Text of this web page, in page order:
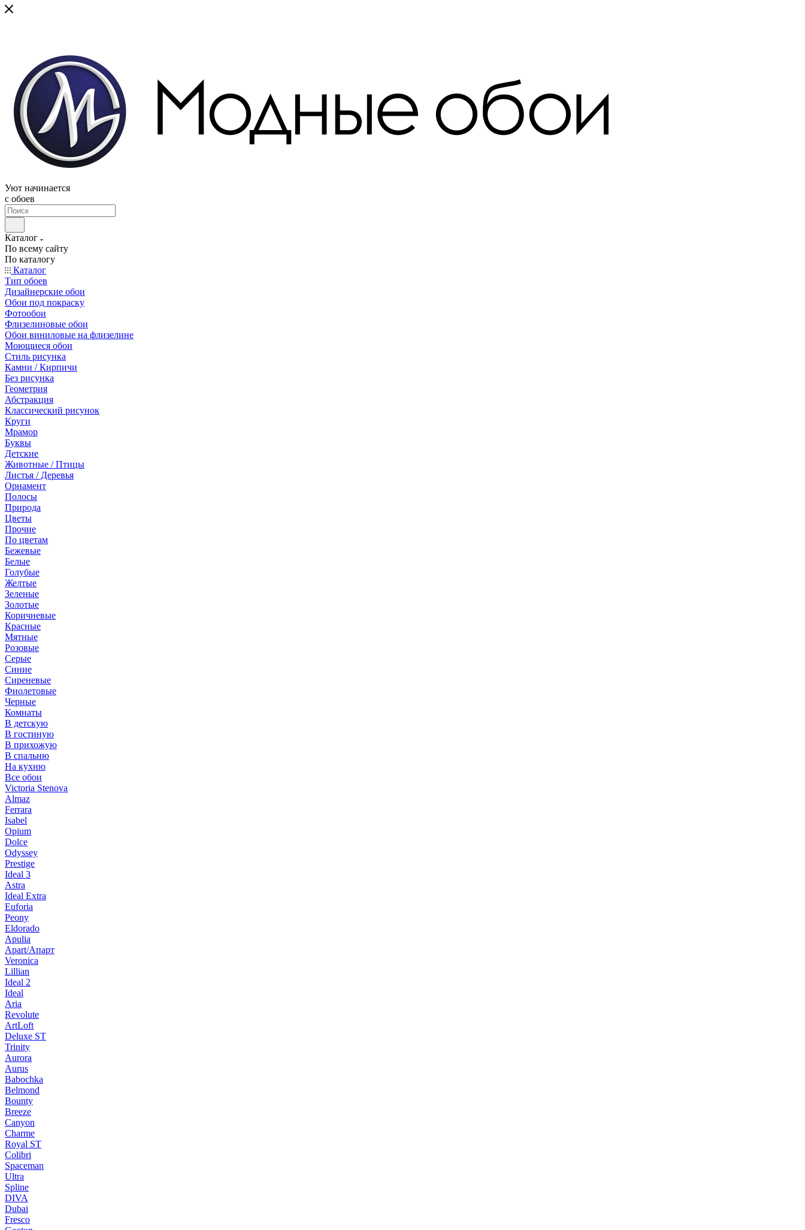
Уют начинается
c обоев
Каталог
По всему сайту
По каталогу
Каталог
Тип обоев
Дизайнерские обои
Обои под покраску
Фотообои
Флизелиновые обои
Обои виниловые на флизелине
Моющиеся обои
Стиль рисунка
Камни / Кирпичи
Без рисунка
Геометрия
Абстракция
Классический рисунок
Круги
Мрамор
Буквы
Детские
Животные / Птицы
Листья / Деревья
Орнамент
Полосы
Природа
Цветы
Прочие
По цветам
Бежевые
Белые
Голубые
Желтые
Зеленые
Золотые
Коричневые
Красные
Мятные
Розовые
Серые
Синие
Сиреневые
Фиолетовые
Черные
Комнаты
В детскую
В гостиную
В прихожую
В спальню
На кухню
Все обои
Victoria Stenova
Almaz
Ferrara
Isabel
Opium
Dolce
Odyssey
Prestige
Ideal 3
Astra
Ideal Extra
Euforia
Peony
Eldorado
Apulia
Apart/Апарт
Veronica
Lillian
Ideal 2
Ideal
Aria
Revolute
ArtLoft
Deluxe ST
Trinity
Aurora
Aurus
Babochka
Belmond
Bounty
Breeze
Canуon
Charme
Royal ST
Colibri
Spaceman
Ultra
Spline
DIVA
Dubai
Fresco